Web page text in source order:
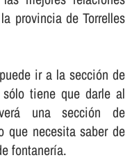
provincia de Torrelles
ir a la sección de
tiene que darle al
una sección de
que necesita saber de
fontanerí­a.